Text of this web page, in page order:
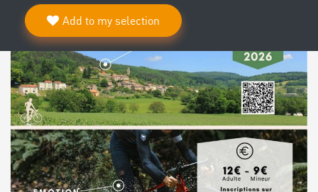
Add to my selection